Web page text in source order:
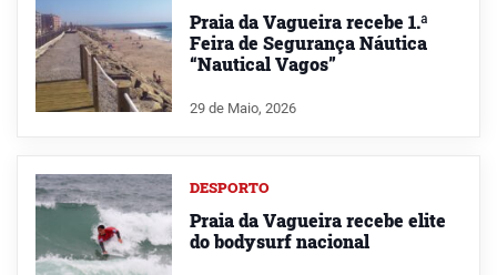
Praia da Vagueira recebe 1.ª
Feira de Segurança Náutica
“Nautical Vagos”
29 de Maio, 2026
DESPORTO
Praia da Vagueira recebe elite
do bodysurf nacional